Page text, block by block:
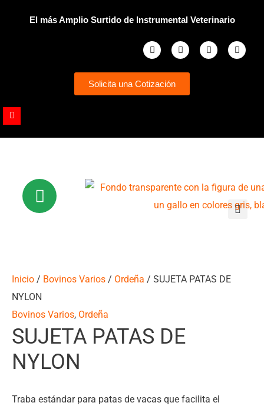
El más Amplio Surtido de Instrumental Veterinario
FacebookInstagramWhatsapp
Solicita una Cotización
Youtube
Inicio / Bovinos Varios / Ordeña / SUJETA PATAS DE
NYLON
Bovinos Varios, Ordeña
SUJETA PATAS DE
NYLON
Traba estándar para patas de vacas que facilita el